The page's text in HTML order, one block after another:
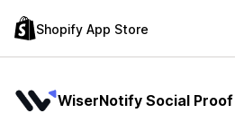
Shopify App Store
WiserNotify Social Proof